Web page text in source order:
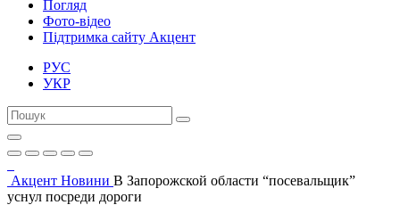
Погляд
Фото-відео
Підтримка сайту Акцент
РУС
УКР
Акцент Новини В Запорожской области “посевальщик”
уснул посреди дороги